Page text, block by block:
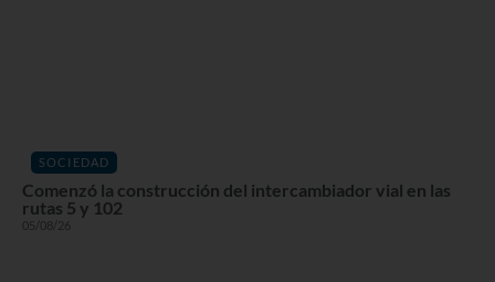
SOCIEDAD
Comenzó la construcción del intercambiador vial en las
rutas 5 y 102
05/08/26